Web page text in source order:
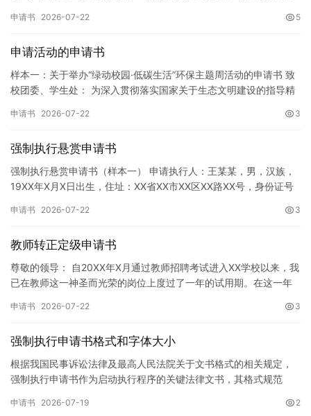
申请书 2026-07-22 5
申请活动的申请书
样本一：关于举办“绿动校园·低碳生活”环保主题周活动的申请书 致
校团委、学生处： 为深入贯彻落实国家关于生态文明建设的指导精
申请书 2026-07-22 3
强制执行悬赏申请书
强制执行悬赏申请书（样本一） 申请执行人：王某某，男，汉族，
19XX年X月X日出生，住址：XX省XX市XX区XX路XX号，身份证号
申请书 2026-07-22 3
教师转正定级申请书
尊敬的领导： 自20XX年X月通过教师招聘考试进入XX学校以来，我
已在教师这一神圣而光荣的岗位上度过了一年的试用期。在这一年
申请书 2026-07-22 3
强制执行申请书格式和字体大小
根据我国民事诉讼法律及最高人民法院关于文书格式的相关规定，
强制执行申请书作为启动执行程序的关键法律文书，其格式规范
纸张与…
申请书 2026-07-19 2